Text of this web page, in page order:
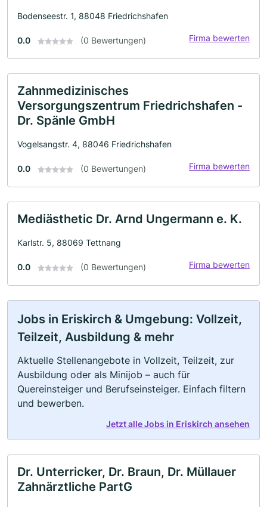
Bodenseestr. 1, 88048 Friedrichshafen
0.0 (0 Bewertungen) Firma bewerten
Zahnmedizinisches
Versorgungszentrum Friedrichshafen -
Dr. Spänle GmbH
Vogelsangstr. 4, 88046 Friedrichshafen
0.0 (0 Bewertungen) Firma bewerten
Mediästhetic Dr. Arnd Ungermann e. K.
Karlstr. 5, 88069 Tettnang
0.0 (0 Bewertungen) Firma bewerten
Jobs in Eriskirch & Umgebung: Vollzeit,
Teilzeit, Ausbildung & mehr
Aktuelle Stellenangebote in Vollzeit, Teilzeit, zur
Ausbildung oder als Minijob – auch für
Quereinsteiger und Berufseinsteiger. Einfach filtern
und bewerben.
Jetzt alle Jobs in Eriskirch ansehen
Dr. Unterricker, Dr. Braun, Dr. Müllauer
Zahnärztliche PartG